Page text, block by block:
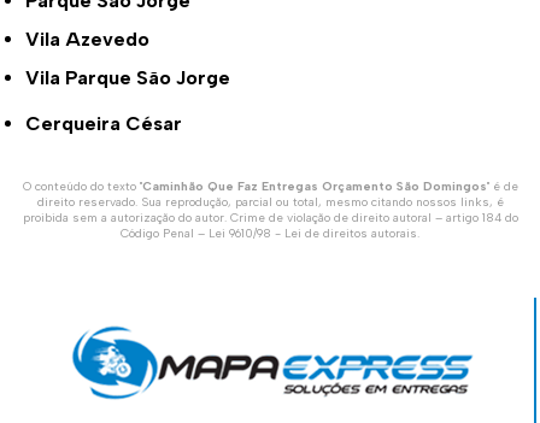
Vila Azevedo
Vila Parque São Jorge
Cerqueira César
O conteúdo do texto "Caminhão Que Faz Entregas Orçamento São Domingos" é de
direito reservado. Sua reprodução, parcial ou total, mesmo citando nossos links, é
proibida sem a autorização do autor. Crime de violação de direito autoral – artigo 184 do
Código Penal – Lei 9610/98 - Lei de direitos autorais.